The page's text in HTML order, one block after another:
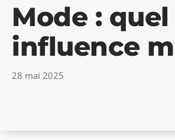
Mode :
influence
28 mai 2025